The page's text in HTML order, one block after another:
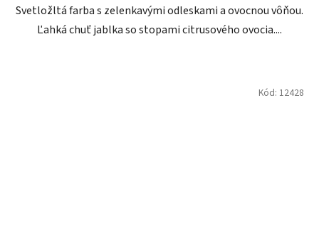
Svetložltá farba s zelenkavými odleskami a ovocnou vôňou.
Ľahká chuť jablka so stopami citrusového ovocia....
Kód: 12428